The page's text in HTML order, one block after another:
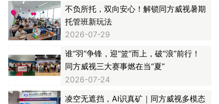
不负所托，双向安心！解锁同方威视暑期
托管班新玩法
2026-07-29
谁“羽”争锋，迎“篮”而上，破“浪”前行！
同方威视三大赛事燃在当“夏”
2026-07-24
凌空无遮挡，AI识真矿｜同方威视多模态